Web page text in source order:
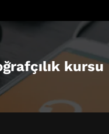
kursu